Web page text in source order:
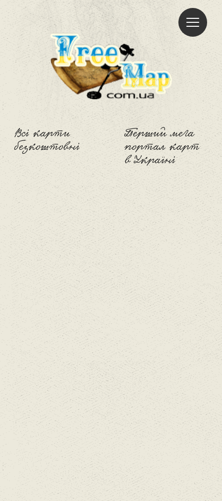
Всі карти
безкоштовні
Freemap
Перший мега
портал карт
в Україні